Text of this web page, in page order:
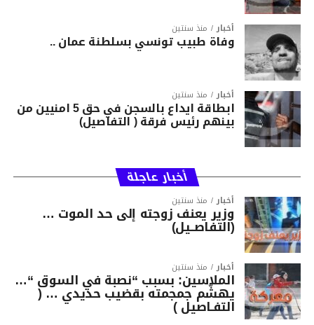
أخبار منذ سنتين
وفاة طبيب تونسي بسلطنة عمان ..
أخبار منذ سنتين
ابطاقة ايداع بالسجن في حق 5 امنيين من
بينهم رئيس فرقة ( التفاصيل)
أخبار عاجلة
أخبار منذ سنتين
وزير يعنف زوجته إلى حد الموت …
(التفاصــيل)
أخبار منذ سنتين
الملاسين: بسبب “نصبة في السوق “…
يهشّم جمجمته بقضيب حديدي … (
التفـاصيل )